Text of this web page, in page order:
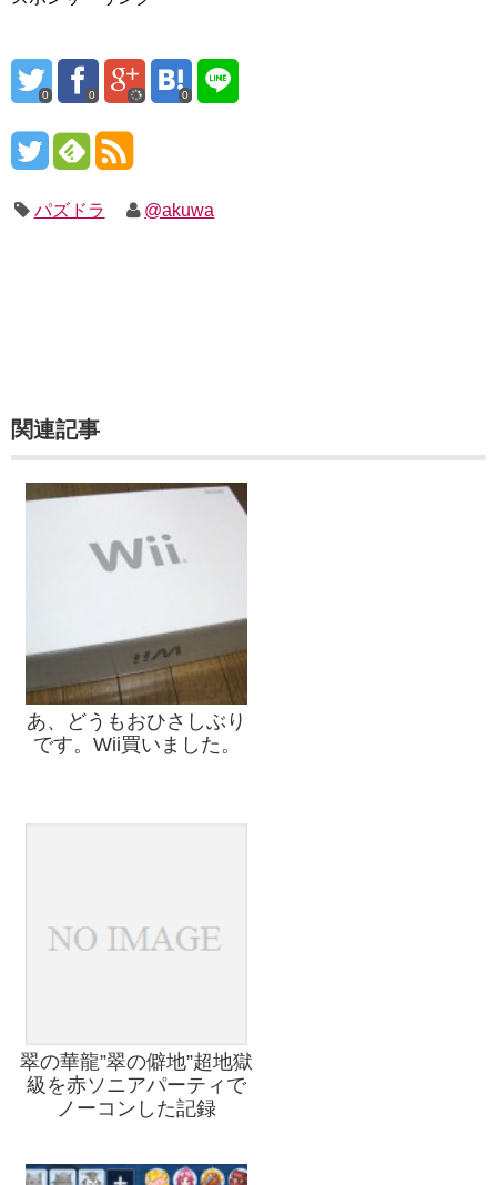
0 0 0
パズドラ @akuwa
関連記事
あ、どうもおひさしぶり
です。Wii買いました。
翠の華龍”翠の僻地”超地獄
級を赤ソニアパーティで
ノーコンした記録